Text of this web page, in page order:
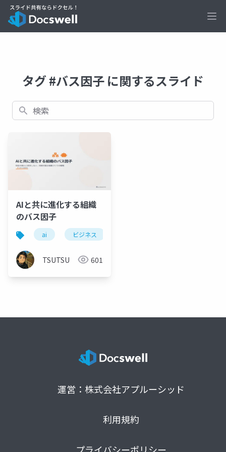
タグ #バス因子 に関するスライド
検索
AIと共に進化する組織
のバス因子
ai ビジネス
TSUTSU 601
運営：株式会社アプルーシッド
利用規約
プライバシーポリシー